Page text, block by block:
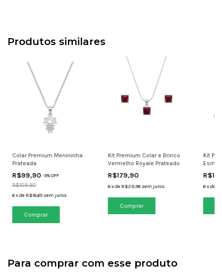
Produtos similares
Colar Premium Menininha
Prateada
R$99,90-9% OFF
R$109,90
6xdeR$16,65sem juros
Kit Premium Colar e Brinco
Vermelho Royale Prateado
R$179,90
6xdeR$29,98 sem juros
Kit
6xde
Para comprar com esse produto